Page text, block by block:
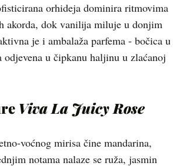
orhideja dominira ritmovima
akorda, dok vanilija miluje u donjim
je i ambalaža parfema - bočica u
u čipkanu haljinu u zlaćanoj
Viva La Juicy Rose
voćnog mirisa čine mandarina,
notama nalaze se ruža, jasmin